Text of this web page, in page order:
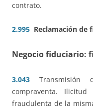
contrato.
2.995 Reclamación
Negocio fiduciario:
3.043 Transmisión
compraventa.
fraudulenta de la